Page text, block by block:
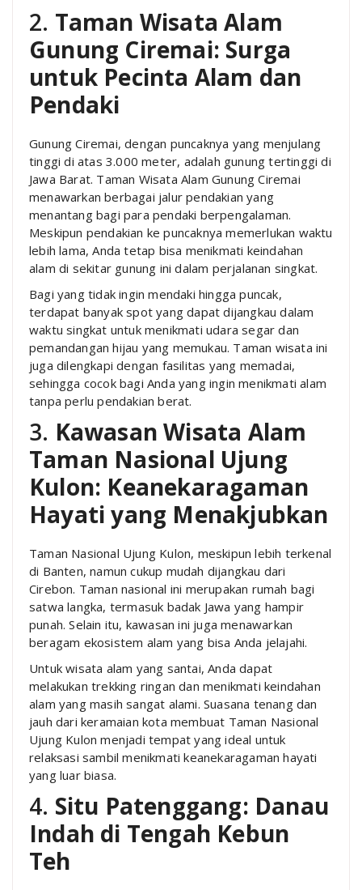
2. Taman Wisata Alam
Gunung Ciremai: Surga
untuk Pecinta Alam dan
Pendaki
Gunung Ciremai, dengan puncaknya yang menjulang
tinggi di atas 3.000 meter, adalah gunung tertinggi di
Jawa Barat. Taman Wisata Alam Gunung Ciremai
menawarkan berbagai jalur pendakian yang
menantang bagi para pendaki berpengalaman.
Meskipun pendakian ke puncaknya memerlukan waktu
lebih lama, Anda tetap bisa menikmati keindahan
alam di sekitar gunung ini dalam perjalanan singkat.
Bagi yang tidak ingin mendaki hingga puncak,
terdapat banyak spot yang dapat dijangkau dalam
waktu singkat untuk menikmati udara segar dan
pemandangan hijau yang memukau. Taman wisata ini
juga dilengkapi dengan fasilitas yang memadai,
sehingga cocok bagi Anda yang ingin menikmati alam
tanpa perlu pendakian berat.
3. Kawasan Wisata Alam
Taman Nasional Ujung
Kulon: Keanekaragaman
Hayati yang Menakjubkan
Taman Nasional Ujung Kulon, meskipun lebih terkenal
di Banten, namun cukup mudah dijangkau dari
Cirebon. Taman nasional ini merupakan rumah bagi
satwa langka, termasuk badak Jawa yang hampir
punah. Selain itu, kawasan ini juga menawarkan
beragam ekosistem alam yang bisa Anda jelajahi.
Untuk wisata alam yang santai, Anda dapat
melakukan trekking ringan dan menikmati keindahan
alam yang masih sangat alami. Suasana tenang dan
jauh dari keramaian kota membuat Taman Nasional
Ujung Kulon menjadi tempat yang ideal untuk
relaksasi sambil menikmati keanekaragaman hayati
yang luar biasa.
4. Situ Patenggang: Danau
Indah di Tengah Kebun
Teh